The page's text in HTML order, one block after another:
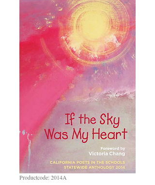
Productcode: 2014A